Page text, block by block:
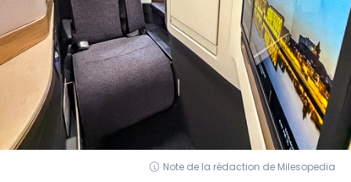
Note de la rédaction de Milesopedia